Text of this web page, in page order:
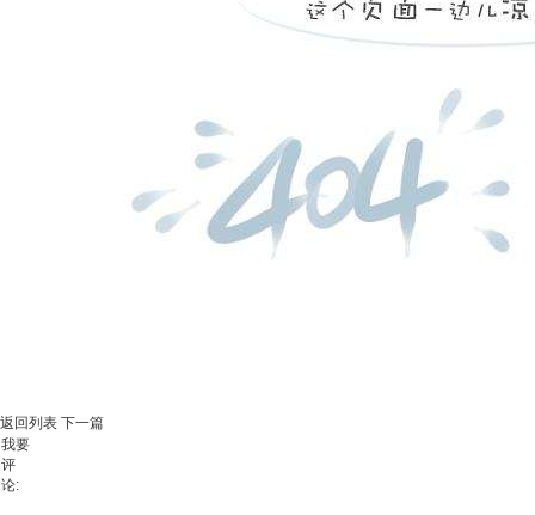
返回列表 下一篇
我要
评
论: